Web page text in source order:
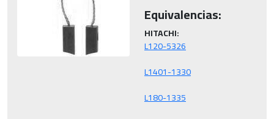
Equivalencias:
HITACHI: